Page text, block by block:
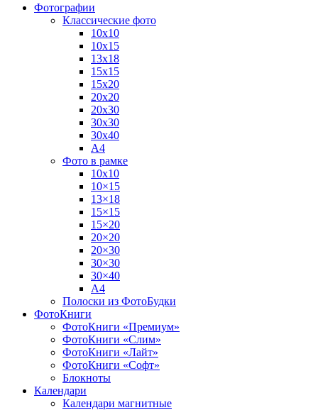
Фотографии
Классические фото
10х10
10х15
13х18
15х15
15х20
20х20
20х30
30х30
30х40
А4
Фото в рамке
10х10
10×15
13×18
15×15
15×20
20×20
20×30
30×30
30×40
A4
Полоски из ФотоБудки
ФотоКниги
ФотоКниги «Премиум»
ФотоКниги «Слим»
ФотоКниги «Лайт»
ФотоКниги «Софт»
Блокноты
Календари
Календари магнитные